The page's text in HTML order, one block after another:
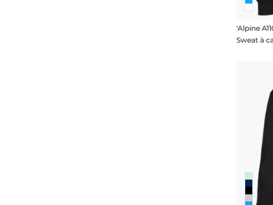
'Alpine